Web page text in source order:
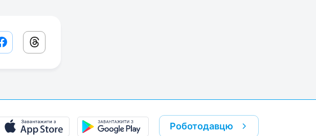
Facebook share link
Threads share link
Роботодавцю